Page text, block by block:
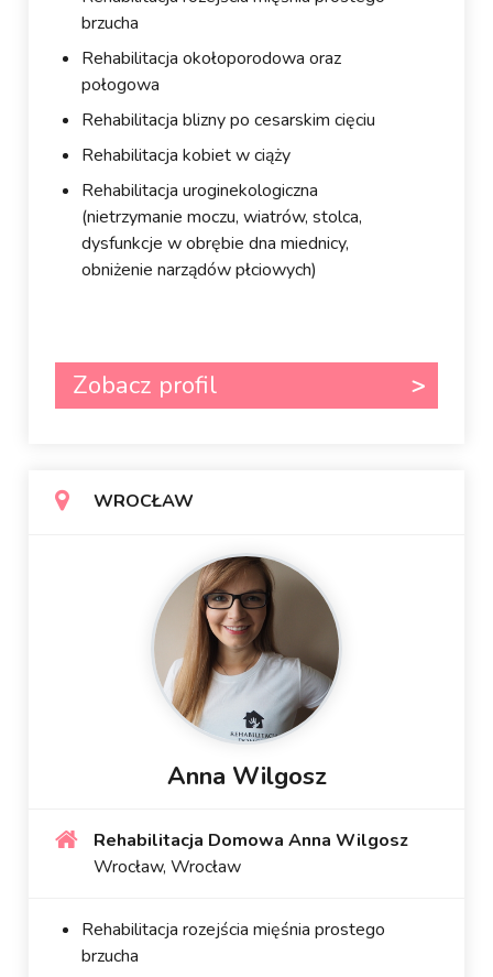
brzucha
Rehabilitacja okołoporodowa oraz
połogowa
Rehabilitacja blizny po cesarskim cięciu
Rehabilitacja kobiet w ciąży
Rehabilitacja uroginekologiczna
(nietrzymanie moczu, wiatrów, stolca,
dysfunkcje w obrębie dna miednicy,
obniżenie narządów płciowych)
Zobacz profil
WROCŁAW
Anna Wilgosz
Rehabilitacja Domowa Anna Wilgosz
Wrocław, Wrocław
Rehabilitacja rozejścia mięśnia prostego
brzucha